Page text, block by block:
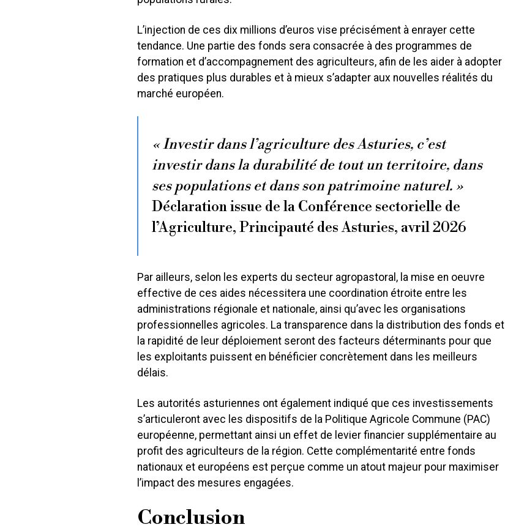
L’injection de ces dix millions d’euros vise précisément à enrayer cette
tendance. Une partie des fonds sera consacrée à des programmes de
formation et d’accompagnement des agriculteurs, afin de les aider à adopter
des pratiques plus durables et à mieux s’adapter aux nouvelles réalités du
marché européen.
« Investir dans l’agriculture des Asturies, c’est
investir dans la durabilité de tout un territoire, dans
ses populations et dans son patrimoine naturel. »
Déclaration issue de la Conférence sectorielle de
l’Agriculture, Principauté des Asturies, avril 2026
Par ailleurs, selon les experts du secteur agropastoral, la mise en oeuvre
effective de ces aides nécessitera une coordination étroite entre les
administrations régionale et nationale, ainsi qu’avec les organisations
professionnelles agricoles. La transparence dans la distribution des fonds et
la rapidité de leur déploiement seront des facteurs déterminants pour que
les exploitants puissent en bénéficier concrètement dans les meilleurs
délais.
Les autorités asturiennes ont également indiqué que ces investissements
s’articuleront avec les dispositifs de la Politique Agricole Commune (PAC)
européenne, permettant ainsi un effet de levier financier supplémentaire au
profit des agriculteurs de la région. Cette complémentarité entre fonds
nationaux et européens est perçue comme un atout majeur pour maximiser
l’impact des mesures engagées.
Conclusion